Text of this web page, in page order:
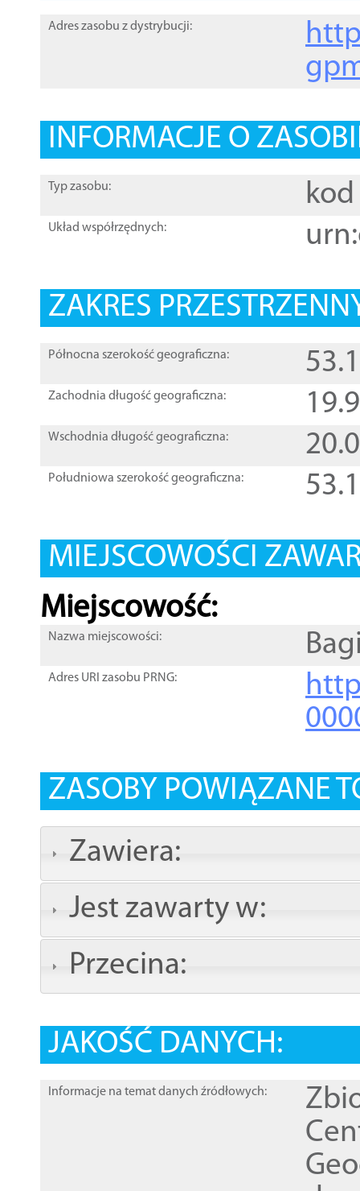
Adres zasobu z dystrybucji:
INFORMACJE O
Typ zasobu: kod
Układ współrzędnych:
ZAKRES
Północna szerokość geograficzna:
Zachodnia długość geograficzna:
Wschodnia długość geograficzna:
Południowa szerokość geograficzna:
MIEJSCOWOŚCI
Miejscowość:
Nazwa miejscowości:
Adres URI zasobu PRNG:
ZASOBY POWIĄZANE
Zawiera:
Jest zawarty w:
Przecina:
JAKOŚĆ DANYCH:
Informacje na temat danych źródłowych: